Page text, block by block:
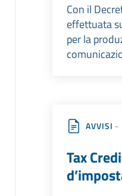
Con il
effettuata
per la
AVVISI -
Tax